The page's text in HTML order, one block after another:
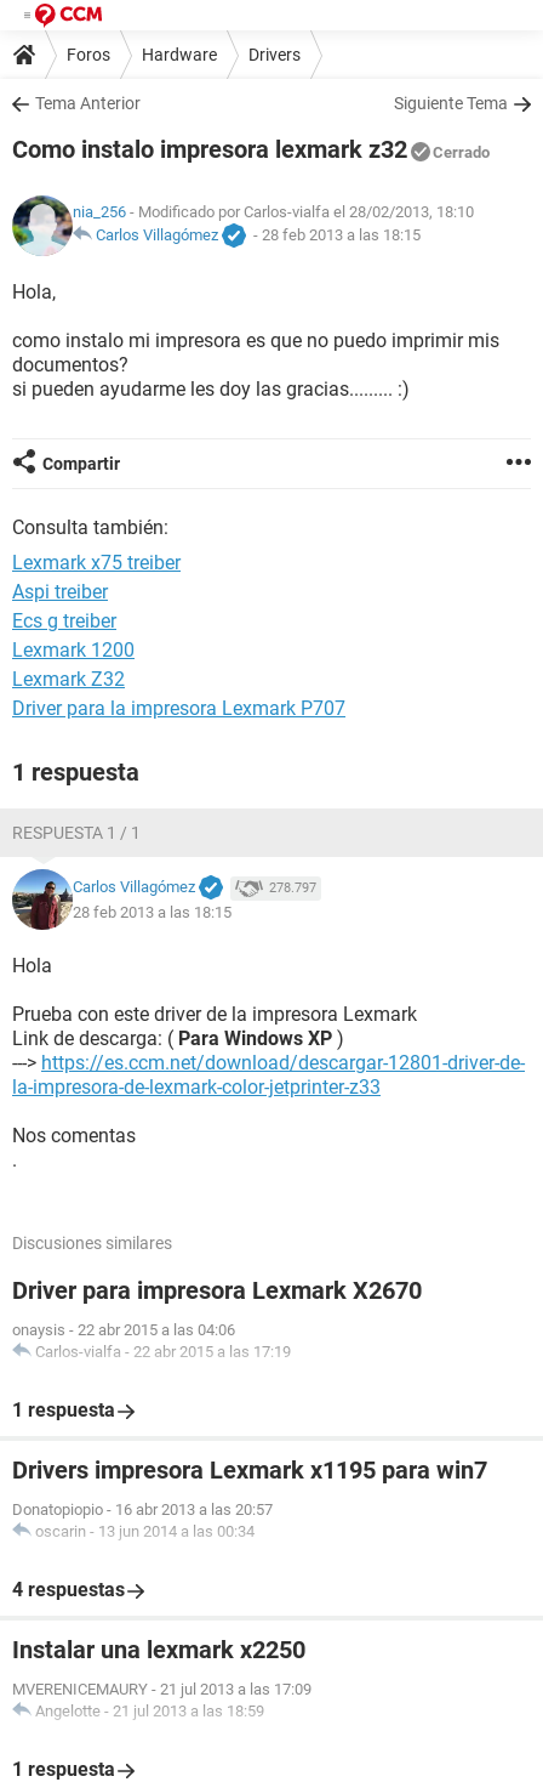
Foros Hardware Drivers
Tema Anterior Siguiente Tema
Como instalo impresora lexmark z32 Cerrado
nia_256 - Modificado por Carlos-vialfa el 28/02/2013, 18:10
Carlos Villagómez
- 28 feb 2013 a las 18:15
Hola,
como instalo mi impresora es que no puedo imprimir mis
documentos?
si pueden ayudarme les doy las gracias......... :)
Compartir
Consulta también:
Lexmark x75 treiber
Aspi treiber
Ecs g treiber
Lexmark 1200
Lexmark Z32
Driver para la impresora Lexmark P707
1 respuesta
RESPUESTA 1 / 1
Carlos Villagómez 278.797
28 feb 2013 a las 18:15
Hola
Prueba con este driver de la impresora Lexmark
Link de descarga: ( Para Windows XP )
---> https://es.ccm.net/download/descargar-12801-driver-de-
la-impresora-de-lexmark-color-jetprinter-z33
Nos comentas
.
Discusiones similares
Driver para impresora Lexmark X2670
onaysis - 22 abr 2015 a las 04:06
Carlos-vialfa - 22 abr 2015 a las 17:19
1 respuesta
Drivers impresora Lexmark x1195 para win7
Donatopiopio - 16 abr 2013 a las 20:57
oscarin - 13 jun 2014 a las 00:34
4 respuestas
Instalar una lexmark x2250
MVERENICEMAURY - 21 jul 2013 a las 17:09
Angelotte - 21 jul 2013 a las 18:59
1 respuesta